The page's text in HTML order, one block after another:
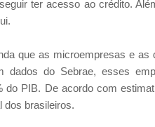
ter acesso ao crédito.
que as microempresas e
dados do Sebrae, esses
do PIB. De acordo com
dos brasileiros.